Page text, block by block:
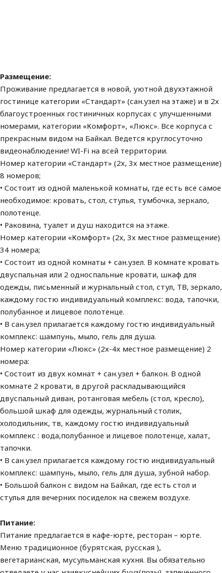
Размещение:
Проживание предлагается в новой, уютной двухэтажной
гостинице категории «Стандарт» (сан.узел на этаже) и в 2х
благоустроенных гостиничных корпусах с улучшенными
номерами, категории «Комфорт», «Люкс». Все корпуса с
прекрасным видом на Байкал. Ведется круглосуточно
видеонаблюдение! WI-Fi на всей территории.
Номер категории «Стандарт» (2х, 3х местное размещение)
8 номеров;
• Состоит из одной маленькой комнаты, где есть все самое
необходимое: кровать, стол, стулья, тумбочка, зеркало,
полотенце.
• Раковина, туалет и душ находится на этаже.
Номер категории «Комфорт» (2х, 3х местное размещение)
34 номера;
• Состоит из одной комнаты + сан.узел. В комнате кровать
двуспальная или 2 односпальные кровати, шкаф для
одежды, письменный и журнальный стол, стул, ТВ, зеркало,
каждому гостю индивидуальный комплекс: вода, тапочки,
полубанное и лицевое полотенце.
• В сан.узел прилагается каждому гостю индивидуальный
комплекс: шампунь, мыло, гель для душа.
Номер категории «Люкс» (2х-4х местное размещение) 2
номера:
• Состоит из двух комнат + сан.узел + балкон. В одной
комнате 2 кровати, в другой раскладывающийся
двуспальный диван, ротанговая мебель (стол, кресло),
большой шкаф для одежды, журнальный столик,
холодильник, тв, каждому гостю индивидуальный
комплекс : вода,полубанное и лицевое полотенце, халат,
тапочки.
• В сан.узел прилагается каждому гостю индивидуальный
комплекс: шампунь, мыло, гель для душа, зубной набор.
• Большой балкон с видом на Байкал, где есть стол и
стулья для вечерних посиделок на свежем воздухе.
Питание:
Питание предлагается в кафе-юрте, ресторан – юрте.
Меню традиционное (бурятская, русская ),
вегетарианская, мусульманская кухня. Вы обязательно